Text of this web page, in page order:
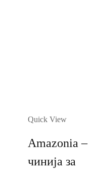
Quick View
Amazonia –
чинија за